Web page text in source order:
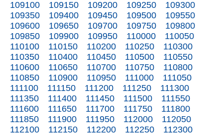
109100
109150 109200 109250
109300
109350
109400 109450 109500
109550
109600
109650 109700 109750
109800
109850
109900 109950 110000
110050
110100
110150 110200 110250
110300
110350
110400 110450 110500
110550
110600
110650 110700 110750
110800
110850
110900 110950 111000
111050
111100
111150 111200 111250
111300
111350
111400 111450 111500
111550
111600
111650 111700 111750
111800
111850
111900 111950 112000
112050
112100
112150 112200 112250
112300